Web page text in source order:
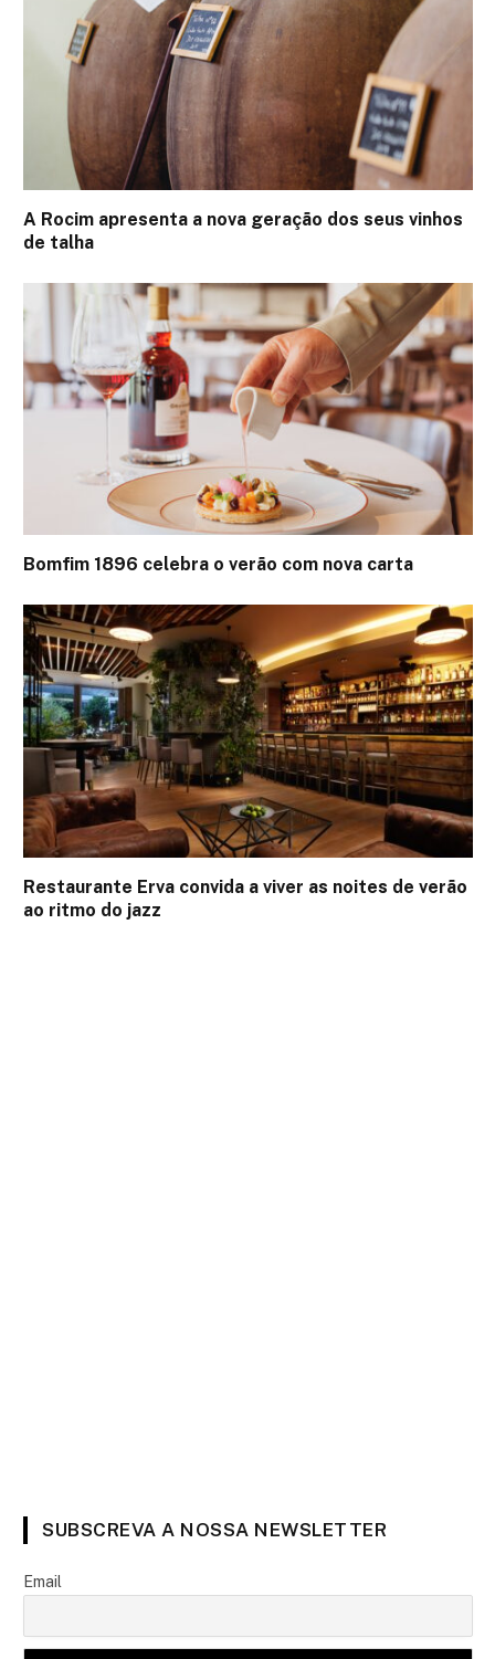
A Rocim apresenta a nova geração dos seus vinhos
de talha
Bomfim 1896 celebra o verão com nova carta
Restaurante Erva convida a viver as noites de verão
ao ritmo do jazz
SUBSCREVA A NOSSA NEWSLETTER
Email